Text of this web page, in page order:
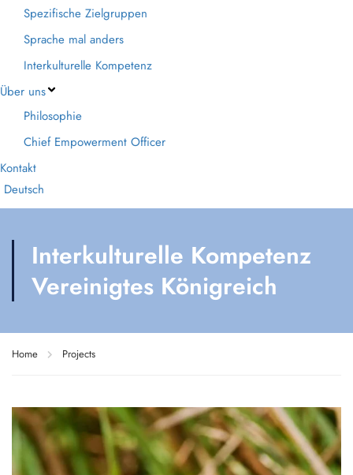
Spezifische Zielgruppen
Sprache mal anders
Interkulturelle Kompetenz
Über uns
Philosophie
Chief Empowerment Officer
Kontakt
Deutsch
Interkulturelle Kompetenz
Vereinigtes Königreich
Home Projects